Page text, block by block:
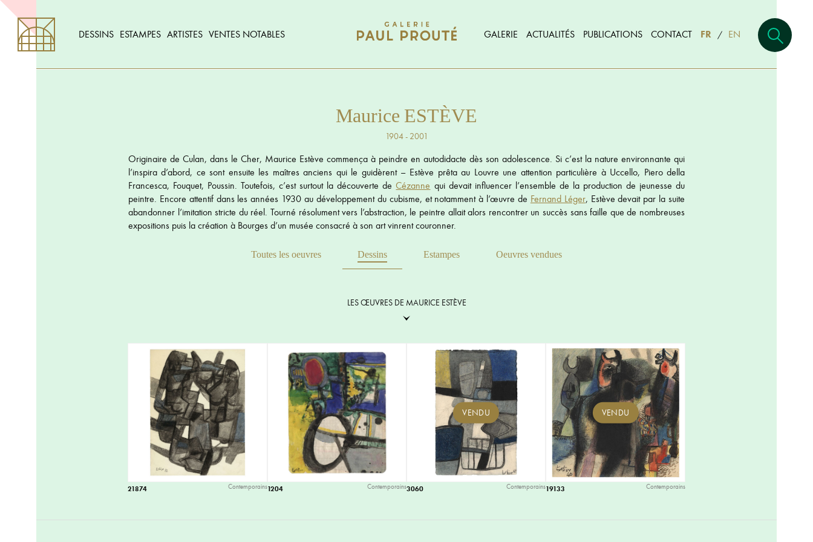
DESSINS ESTAMPES ARTISTES VENTES NOTABLES GALERIE ACTUALITÉS PUBLICATIONS CONTACT FR / EN
Maurice ESTÈVE
1904 - 2001
Originaire de Culan, dans le Cher, Maurice Estève commença à peindre en autodidacte dès son adolescence. Si c’est la nature environnante qui
l’inspira d’abord, ce sont ensuite les maîtres anciens qui le guidèrent – Estève prêta au Louvre une attention particulière à Uccello, Piero della
Francesca, Fouquet, Poussin. Toutefois, c’est surtout la découverte deCézanne qui devait influencer l’ensemble de la production de jeunesse du
peintre. Encore attentif dans les années 1930 au développement du cubisme, et notamment à l’œuvre de Fernand Léger, Estève devait par la suite
abandonner l’imitation stricte du réel. Tourné résolument vers l’abstraction, le peintre allait alors rencontrer un succès sans faille que de nombreuses
expositions puis la création à Bourges d’un musée consacré à son art vinrent couronner.
Toutes les oeuvres Dessins Estampes Oeuvres vendues
LES ŒUVRES DE MAURICE ESTÈVE
21874 Contemporains1204 Contemporains
VENDU
3060 Contemporains
VENDU
19133 Contemporains